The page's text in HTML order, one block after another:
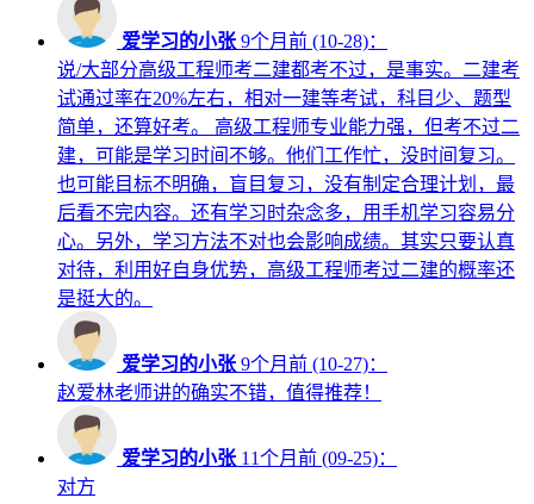
爱学习的小张 9个月前 (10-28)：
说/大部分高级工程师考二建都考不过，是事实。二建考
试通过率在20%左右，相对一建等考试，科目少、题型
简单，还算好考。 高级工程师专业能力强，但考不过二
建，可能是学习时间不够。他们工作忙，没时间复习。
也可能目标不明确，盲目复习，没有制定合理计划，最
后看不完内容。还有学习时杂念多，用手机学习容易分
心。另外，学习方法不对也会影响成绩。其实只要认真
对待，利用好自身优势，高级工程师考过二建的概率还
是挺大的。
爱学习的小张 9个月前 (10-27)：
赵爱林老师讲的确实不错，值得推荐！
爱学习的小张 11个月前 (09-25)：
对方